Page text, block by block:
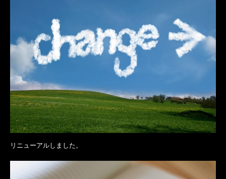
リニューアルしました。